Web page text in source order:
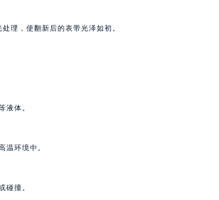
理，使翻新后的表带光泽如初。
液体。
温环境中。
碰撞。